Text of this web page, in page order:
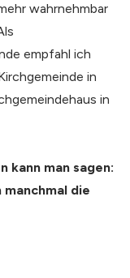
wahrnehmbar
empfahl ich
in
in
kann man sagen:
die